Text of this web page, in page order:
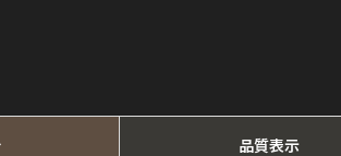
品質表示